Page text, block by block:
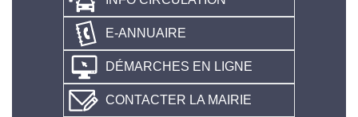
E-ANNUAIRE
DÉMARCHES EN LIGNE
CONTACTER LA MAIRIE